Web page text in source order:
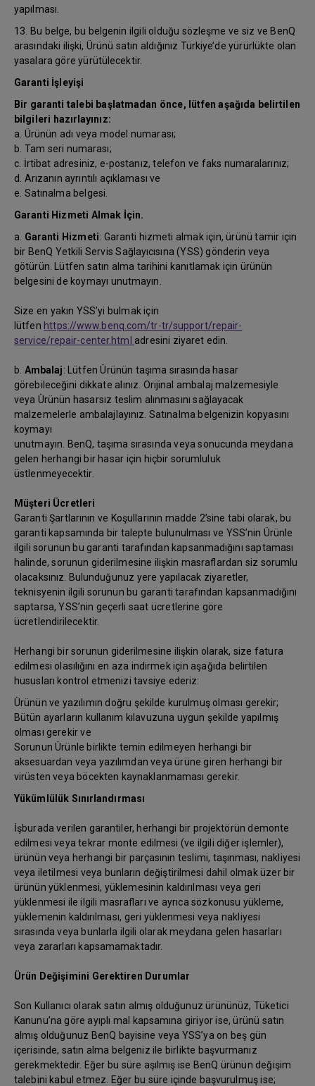
yapılması.
13. Bu belge, bu belgenin ilgili olduğu sözleşme ve siz ve BenQ
arasındaki ilişki, Ürünü satın aldığınız Türkiye’de yürürlükte olan
yasalara göre yürütülecektir.
Garanti İşleyişi
Bir garanti talebi başlatmadan önce, lütfen aşağıda belirtilen
bilgileri hazırlayınız:
a. Ürünün adı veya model numarası;
b. Tam seri numarası;
c. İrtibat adresiniz, e-postanız, telefon ve faks numaralarınız;
d. Arızanın ayrıntılı açıklaması ve
e. Satınalma belgesi.
Garanti Hizmeti Almak İçin.
a. Garanti Hizmeti: Garanti hizmeti almak için, ürünü tamir için
bir BenQ Yetkili Servis Sağlayıcısına (YSS) gönderin veya
götürün. Lütfen satın alma tarihini kanıtlamak için ürünün
belgesini de koymayı unutmayın.
Size en yakın YSS’yi bulmak için
lütfen https://www.benq.com/tr-tr/support/repair-
service/repair-center.html adresini ziyaret edin.
b. Ambalaj: Lütfen Ürünün taşıma sırasında hasar
görebileceğini dikkate alınız. Orijinal ambalaj malzemesiyle
veya Ürünün hasarsız teslim alınmasını sağlayacak
malzemelerle ambalajlayınız. Satınalma belgenizin kopyasını
koymayı
unutmayın. BenQ, taşıma sırasında veya sonucunda meydana
gelen herhangi bir hasar için hiçbir sorumluluk
üstlenmeyecektir.
Müşteri Ücretleri
Garanti Şartlarının ve Koşullarının madde 2’sine tabi olarak, bu
garanti kapsamında bir talepte bulunulması ve YSS’nin Ürünle
ilgili sorunun bu garanti tarafından kapsanmadığını saptaması
halinde, sorunun giderilmesine ilişkin masraflardan siz sorumlu
olacaksınız. Bulunduğunuz yere yapılacak ziyaretler,
teknisyenin ilgili sorunun bu garanti tarafından kapsanmadığını
saptarsa, YSS’nin geçerli saat ücretlerine göre
ücretlendirilecektir.
Herhangi bir sorunun giderilmesine ilişkin olarak, size fatura
edilmesi olasılığını en aza indirmek için aşağıda belirtilen
hususları kontrol etmenizi tavsiye ederiz:
Ürünün ve yazılımın doğru şekilde kurulmuş olması gerekir;
Bütün ayarların kullanım kılavuzuna uygun şekilde yapılmış
olması gerekir ve
Sorunun Ürünle birlikte temin edilmeyen herhangi bir
aksesuardan veya yazılımdan veya ürüne giren herhangi bir
virüsten veya böcekten kaynaklanmaması gerekir.
Yükümlülük Sınırlandırması
İşburada verilen garantiler, herhangi bir projektörün demonte
edilmesi veya tekrar monte edilmesi (ve ilgili diğer işlemler),
ürünün veya herhangi bir parçasının teslimi, taşınması, nakliyesi
veya iletilmesi veya bunların değiştirilmesi dahil olmak üzer bir
ürünün yüklenmesi, yüklemesinin kaldırılması veya geri
yüklenmesi ile ilgili masrafları ve ayrıca sözkonusu yükleme,
yüklemenin kaldırılması, geri yüklenmesi veya nakliyesi
sırasında veya bunlarla ilgili olarak meydana gelen hasarları
veya zararları kapsamamaktadır.
Ürün Değişimini Gerektiren Durumlar
Son Kullanıcı olarak satın almış olduğunuz ürününüz, Tüketici
Kanunu’na göre ayıplı mal kapsamına giriyor ise, ürünü satın
almış olduğunuz BenQ bayisine veya YSS’ya on beş gün
içerisinde, satın alma belgeniz ile birlikte başvurmanız
gerekmektedir. Eğer bu süre aşılmış ise BenQ ürünün değişim
talebini kabul etmez. Eğer bu süre içinde başvurulmuş ise;